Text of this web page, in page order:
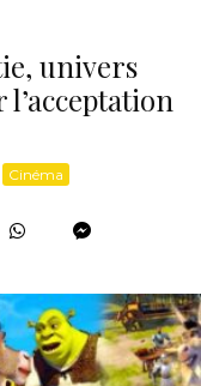
univers
Cinéma